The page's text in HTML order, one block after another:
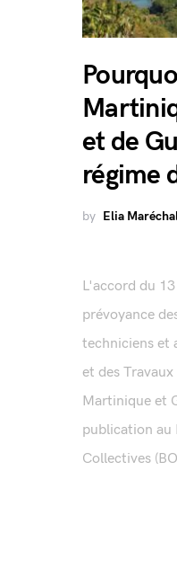
et de
régime
by Elia
L'accord du
prévoyance
techniciens et
et des
Martinique et
publication au
Collectives